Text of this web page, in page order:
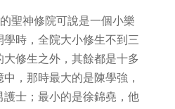
聖神修院可說是一個小樂
時，全院大小修生不到三
修生之外，其餘都是十多
，那時最大的是陳學強，
士；最小的是徐錦堯，他